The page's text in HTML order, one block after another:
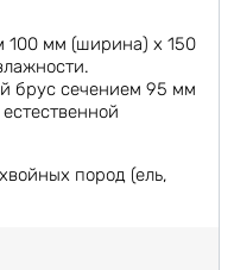
100 мм (ширина) х 150
брус сечением 95 мм
пород (ель,